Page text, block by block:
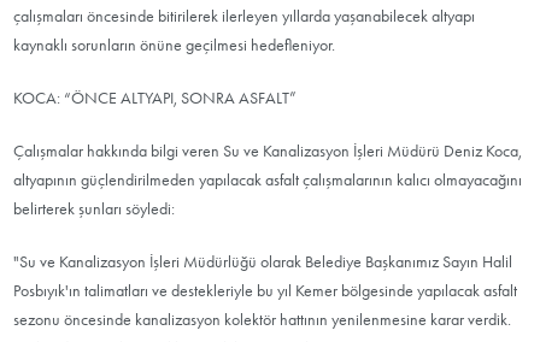
çalışmaları öncesinde bitirilerek ilerleyen yıllarda yaşanabilecek altyapı
kaynaklı sorunların önüne geçilmesi hedefleniyor.
KOCA: “ÖNCE ALTYAPI, SONRA ASFALT”
Çalışmalar hakkında bilgi veren Su ve Kanalizasyon İşleri Müdürü Deniz Koca,
altyapının güçlendirilmeden yapılacak asfalt çalışmalarının kalıcı olmayacağını
belirterek şunları söyledi:
"Su ve Kanalizasyon İşleri Müdürlüğü olarak Belediye Başkanımız Sayın Halil
Posbıyık'ın talimatları ve destekleriyle bu yıl Kemer bölgesinde yapılacak asfalt
sezonu öncesinde kanalizasyon kolektör hattının yenilenmesine karar verdik.